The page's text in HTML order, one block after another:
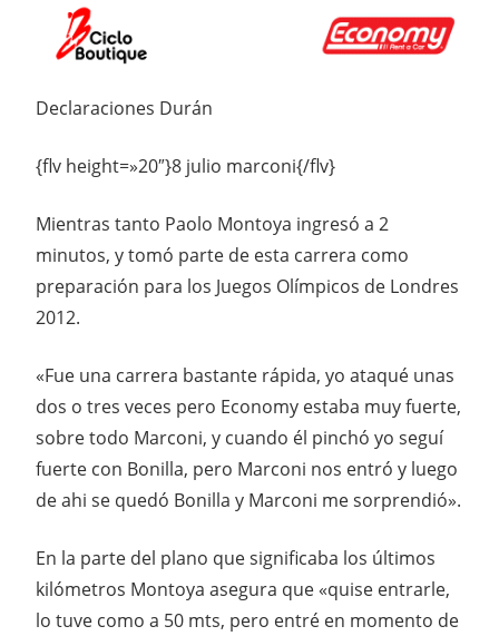
Declaraciones Durán
{flv height=»20″}8 julio marconi{/flv}
Mientras tanto Paolo Montoya ingresó a 2
minutos, y tomó parte de esta carrera como
preparación para los Juegos Olímpicos de Londres
2012.
«Fue una carrera bastante rápida, yo ataqué unas
dos o tres veces pero Economy estaba muy fuerte,
sobre todo Marconi, y cuando él pinchó yo seguí
fuerte con Bonilla, pero Marconi nos entró y luego
de ahi se quedó Bonilla y Marconi me sorprendió».
En la parte del plano que significaba los últimos
kilómetros Montoya asegura que «quise entrarle,
lo tuve como a 50 mts, pero entré en momento de